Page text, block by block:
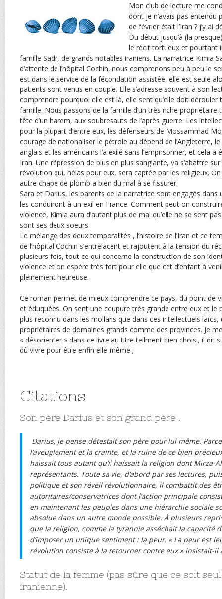
Mon club de lecture me
dont je n’avais pas entendu
de février était l’Iran ? j’y ai
Du début jusqu’à (la
le récit tortueux et pourtant
famille Sadr, de grands notables iraniens. La narratrice Kimia
d’attente de l’hôpital Cochin, nous comprenons peu à peu le
est dans le service de la fécondation assistée, elle est seule
patients sont venus en couple. Elle s’adresse souvent à son
comprendre pourquoi elle est là, elle sent qu’elle doit dérouler
famille. Nous passons de la famille d’un très riche propriétaire
tête d’un harem, aux soubresauts de l’après guerre. Les
pour la plupart d’entre eux, les défenseurs de Mossammad
courage de nationaliser le pétrole au dépend de l’Angleterre,
anglais et les américains l’a exilé sans l’emprisonner, et cela
Iran. Une répression de plus en plus sanglante, va s’abattre sur
révolution qui, hélas pour eux, sera captée par les religieux.
autre chape de plomb a bien du mal à se fissurer.
Sara et Darius, les parents de la narratrice sont engagés dans
les conduiront à un exil en France. Comment peut on
violence, Kimia aura d’autant plus de mal qu’elle ne se sent
sont ses deux soeurs.
Le mélange des deux temporalités , l’histoire de l’Iran et ce
de l’hôpital Cochin s’entrelacent et rajoutent à la tension du
plusieurs fois, tout ce qui concerne la construction de son
violence et on espère très fort pour elle que cet d’enfant à
pleinement heureuse.
Ce roman permet de mieux comprendre ce pays, du point de
et éduquées. On sent une coupure très grande entre eux et le
plus reconnu dans les mollahs que dans ces intellectuels laïcs,
propriétaires de domaines grands comme des provinces. Je
« désorienter » dans ce livre au titre tellment bien choisi, il dit
dû vivre pour être enfin elle-même ;
Citations
Son père Darius et son grand père .
Darius, je pense détestait son père pour lui même.
l’aveuglement et la crainte, et la ruine de ce bien
haïssait tous autant qu’il haïssait la religion dont Mirza-
représentants. Toute sa vie, d’abord par ses lectures,
politique et son réveil révolutionnaire, il combattit des
autoritaires/conservatrices dont l’action principale
en maintenant les peuples dans une hiérarchie sociale
absolue dans un autre monde possible. À plusieurs
que la religion, comme la tyrannie asséchait la capacité
d’imposer un unique sentiment : la peur. « La peur est
révolution consiste à la retourner contre eux » insistait-il
Statut de la femme (pas sûre que ce soit
iranienne).